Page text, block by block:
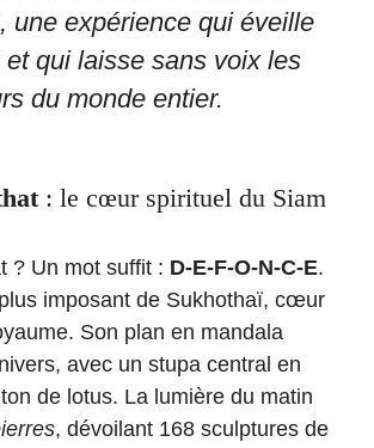
une expérience qui éveille
qui laisse sans voix les
du monde entier.
: le cœur spirituel du Siam
? Un mot suffit : D-E-F-O-N-C-E.
imposant de Sukhothaï, cœur
Son plan en mandala
avec un stupa central en
de lotus. La lumière du matin
, dévoilant 168 sculptures de